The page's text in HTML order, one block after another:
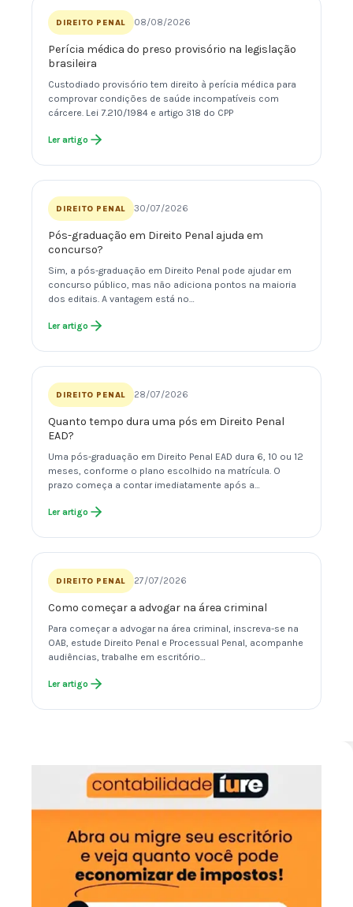
DIREITO PENAL 08/08/2026
Perícia médica do preso provisório na legislação
brasileira
Custodiado provisório tem direito à perícia médica para
comprovar condições de saúde incompatíveis com
cárcere. Lei 7.210/1984 e artigo 318 do CPP
Ler artigo
DIREITO PENAL 30/07/2026
Pós-graduação em Direito Penal ajuda em
concurso?
Sim, a pós-graduação em Direito Penal pode ajudar em
concurso público, mas não adiciona pontos na maioria
dos editais. A vantagem está no…
Ler artigo
DIREITO PENAL 28/07/2026
Quanto tempo dura uma pós em Direito Penal
EAD?
Uma pós-graduação em Direito Penal EAD dura 6, 10 ou 12
meses, conforme o plano escolhido na matrícula. O
prazo começa a contar imediatamente após a…
Ler artigo
DIREITO PENAL 27/07/2026
Como começar a advogar na área criminal
Para começar a advogar na área criminal, inscreva-se na
OAB, estude Direito Penal e Processual Penal, acompanhe
audiências, trabalhe em escritório…
Ler artigo